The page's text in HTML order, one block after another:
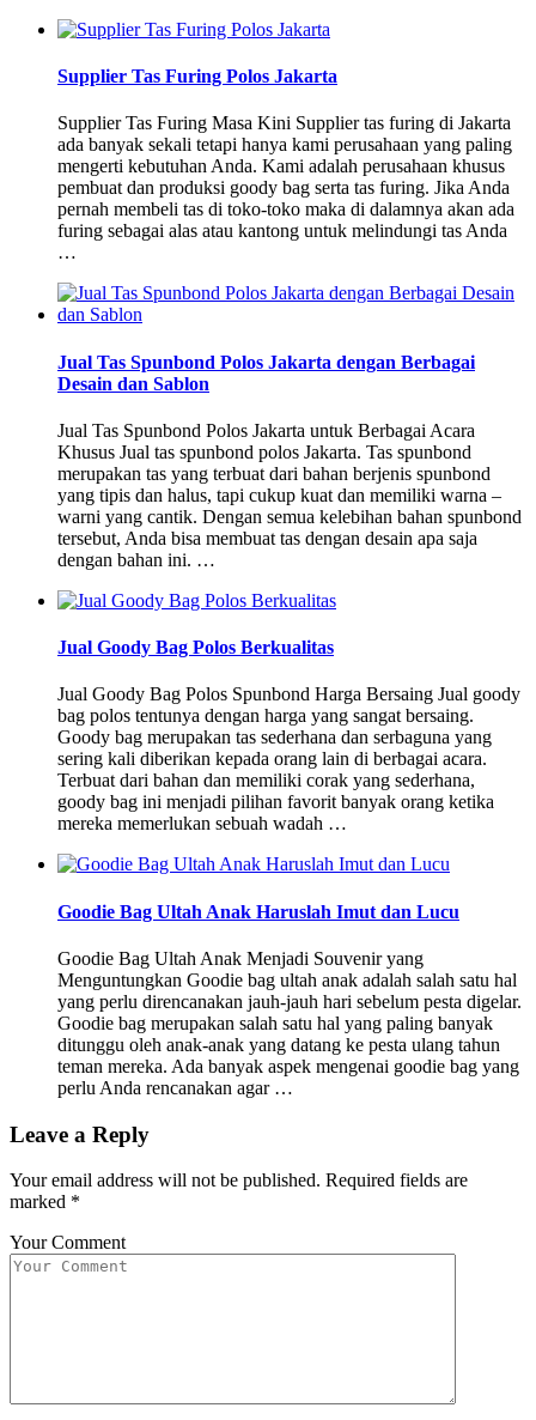
Supplier Tas Furing Polos Jakarta
Supplier Tas Furing Masa Kini Supplier tas furing di Jakarta
ada banyak sekali tetapi hanya kami perusahaan yang paling
mengerti kebutuhan Anda. Kami adalah perusahaan khusus
pembuat dan produksi goody bag serta tas furing. Jika Anda
pernah membeli tas di toko-toko maka di dalamnya akan ada
furing sebagai alas atau kantong untuk melindungi tas Anda
…
Jual Tas Spunbond Polos Jakarta dengan Berbagai
Desain dan Sablon
Jual Tas Spunbond Polos Jakarta untuk Berbagai Acara
Khusus Jual tas spunbond polos Jakarta. Tas spunbond
merupakan tas yang terbuat dari bahan berjenis spunbond
yang tipis dan halus, tapi cukup kuat dan memiliki warna –
warni yang cantik. Dengan semua kelebihan bahan spunbond
tersebut, Anda bisa membuat tas dengan desain apa saja
dengan bahan ini. …
Jual Goody Bag Polos Berkualitas
Jual Goody Bag Polos Spunbond Harga Bersaing Jual goody
bag polos tentunya dengan harga yang sangat bersaing.
Goody bag merupakan tas sederhana dan serbaguna yang
sering kali diberikan kepada orang lain di berbagai acara.
Terbuat dari bahan dan memiliki corak yang sederhana,
goody bag ini menjadi pilihan favorit banyak orang ketika
mereka memerlukan sebuah wadah …
Goodie Bag Ultah Anak Haruslah Imut dan Lucu
Goodie Bag Ultah Anak Menjadi Souvenir yang
Menguntungkan Goodie bag ultah anak adalah salah satu hal
yang perlu direncanakan jauh-jauh hari sebelum pesta digelar.
Goodie bag merupakan salah satu hal yang paling banyak
ditunggu oleh anak-anak yang datang ke pesta ulang tahun
teman mereka. Ada banyak aspek mengenai goodie bag yang
perlu Anda rencanakan agar …
Leave a Reply
Your email address will not be published. Required fields are
marked *
Your Comment